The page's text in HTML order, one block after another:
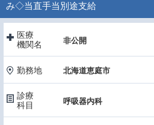
み◇当直手当別途支給
医療
機関名
非公開
勤務地 北海道恵庭市
診療
科目
呼吸器内科